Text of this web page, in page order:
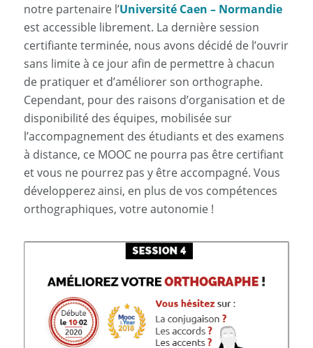
notre partenaire l’Université Caen – Normandie
est accessible librement. La dernière session
certifiante terminée, nous avons décidé de l’ouvrir
sans limite à ce jour afin de permettre à chacun
de pratiquer et d’améliorer son orthographe.
Cependant, pour des raisons d’organisation et de
disponibilité des équipes, mobilisée sur
l’accompagnement des étudiants et des examens
à distance, ce MOOC ne pourra pas être certifiant
et vous ne pourrez pas y être accompagné. Vous
développerez ainsi, en plus de vos compétences
orthographiques, votre autonomie !